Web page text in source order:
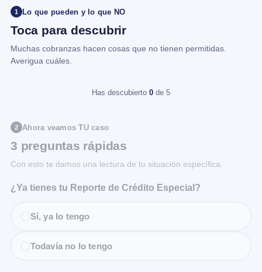
1 Lo que pueden y lo que NO
Toca para descubrir
Muchas cobranzas hacen cosas que no tienen permitidas.
Averigua cuáles.
Has descubierto 0 de 5
2 Ahora veamos TU caso
3 preguntas rápidas
Con esto te damos una lectura de tu situación específica.
¿Ya tienes tu Reporte de Crédito Especial?
Sí, ya lo tengo
Todavía no lo tengo